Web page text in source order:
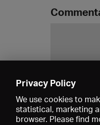
Privacy Policy
We use cookies to
statistical, marketing
browser. Please find